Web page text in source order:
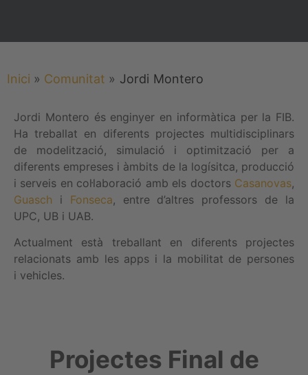
Inici » Comunitat » Jordi Montero
Jordi Montero és enginyer en informàtica per la FIB.
Ha treballat en diferents projectes multidisciplinars
de modelització, simulació i optimització per a
diferents empreses i àmbits de la logísitca, producció
i serveis en col·laboració amb els doctorsCasanovas,
Guasch i Fonseca, entre d’altres professors de la
UPC, UB i UAB.
Actualment està treballant en diferents projectes
relacionats amb les apps i la mobilitat de persones
i vehicles.
Projectes Final de